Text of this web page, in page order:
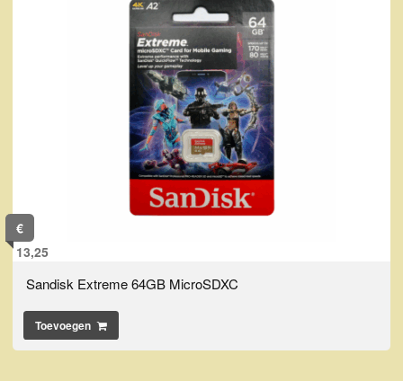
€
13,25
Sandisk Extreme 64GB MicroSDXC
Toevoegen